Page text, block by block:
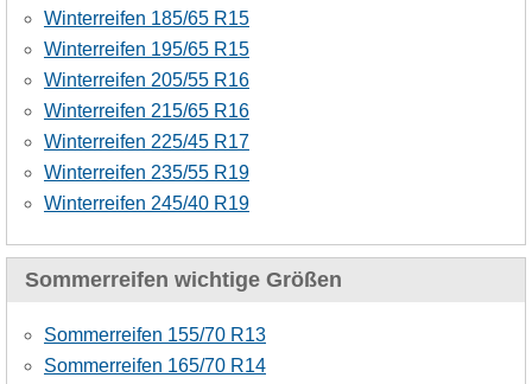
Winterreifen 185/65 R15
Winterreifen 195/65 R15
Winterreifen 205/55 R16
Winterreifen 215/65 R16
Winterreifen 225/45 R17
Winterreifen 235/55 R19
Winterreifen 245/40 R19
Sommerreifen wichtige Größen
Sommerreifen 155/70 R13
Sommerreifen 165/70 R14